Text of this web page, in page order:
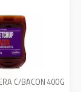
C/BACON 400G